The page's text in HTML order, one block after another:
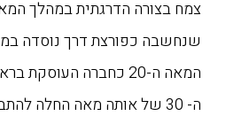
המאה ה-20 כחברה
ה- 30 של אותה מאה החלה להתבסס כגוף מייעץ.